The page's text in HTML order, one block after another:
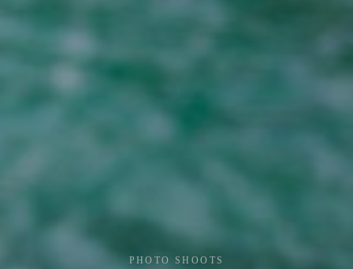
PHOTO SHOOTS